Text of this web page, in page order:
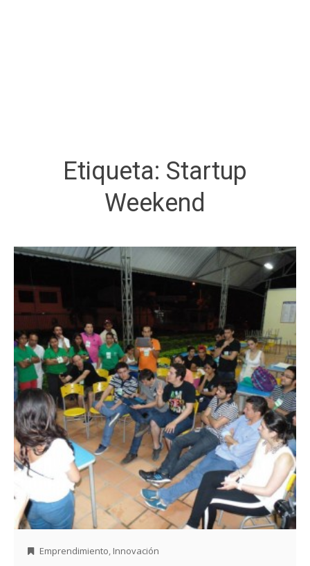
Etiqueta: Startup
Weekend
Emprendimiento, Innovación